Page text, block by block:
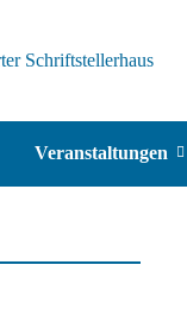
Veranstaltungen